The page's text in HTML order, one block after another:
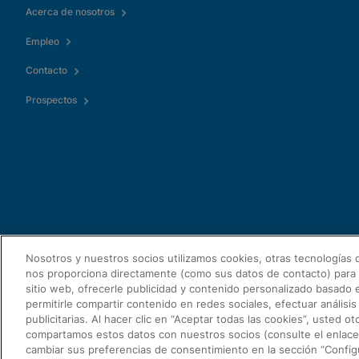
Habilitar cookies
Acerca de nosotros
Empleo
Contacto
Prospectos
Nosotros y nuestros socios utilizamos cookies, otras
nos proporciona directamente (como sus datos de contacto)
sitio web, ofrecerle publicidad y contenido personalizado
permitirle compartir contenido en redes sociales, efectuar
publicitarias. Al hacer clic en “Aceptar todas las cookies”, usted
compartamos estos datos con nuestros socios (consulte el
cambiar sus preferencias de consentimiento en la sección